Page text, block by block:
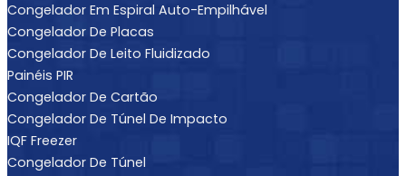
Congelador Em Espiral Auto-Empilhável
Congelador De Placas
Congelador De Leito Fluidizado
Painéis PIR
Congelador De Cartão
Congelador De Túnel De Impacto
IQF Freezer
Congelador De Túnel